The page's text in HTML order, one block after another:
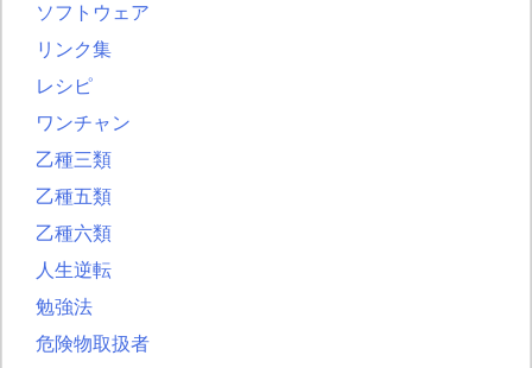
ソフトウェア
リンク集
レシピ
ワンチャン
乙種三類
乙種五類
乙種六類
人生逆転
勉強法
危険物取扱者